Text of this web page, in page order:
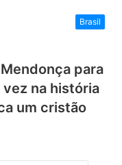
Brasil
para
vez na história
um cristão